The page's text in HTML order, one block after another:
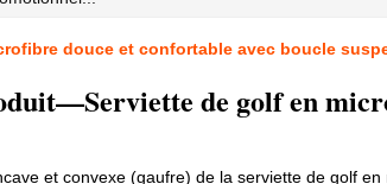
douce et confortable avec boucle
de golf en
et convexe (gaufre) de la serviette de golf